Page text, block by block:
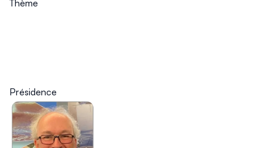
Thème
Présidence